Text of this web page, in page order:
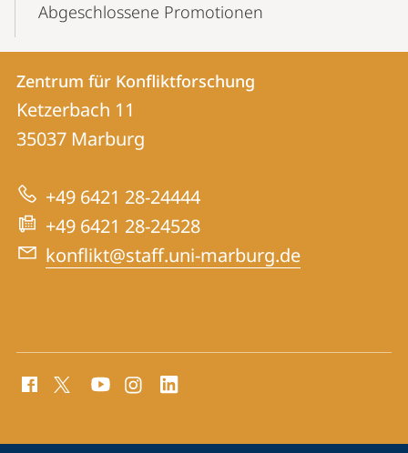
Abgeschlossene Promotionen
Kontakt
und
Informationen
zur
Website
Kontaktinformationen
Zentrum
für
Konfliktforschung
Zentrum für Konfliktforschung
Ketzerbach 11
35037 Marburg
+49 6421 28-24444
+49 6421 28-24528
konflikt@staff.uni-marburg.de
Media